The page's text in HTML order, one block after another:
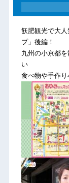
飫肥観光で大
プ」後編！
九州の小京都
い
食べ物や手作り